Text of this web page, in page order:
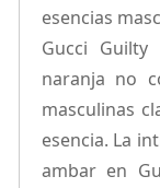
esencias
Gucci
naranja no
masculinas
esencia. La
ambar en